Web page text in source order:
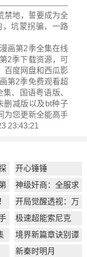
禁地，誓要成为全
坑蒙拐骗，一路
画第2季全集在线
2季下载资源，可
百度网盘和西瓜影
第2季免费观看超
、国语粤语版、
删减版以及bt种子
为您更新全能高手
23:43:21
开心锤锤
神级奸商：全服求
我别薅了
开局觉醒透视：万
物皆透,我即无敌
极速超能索尼克
境界新篇章诀别谭
篇
新秦时明月